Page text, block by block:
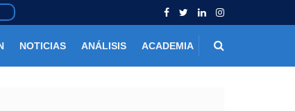
NOTICIAS ANÁLISIS ACADEMIA